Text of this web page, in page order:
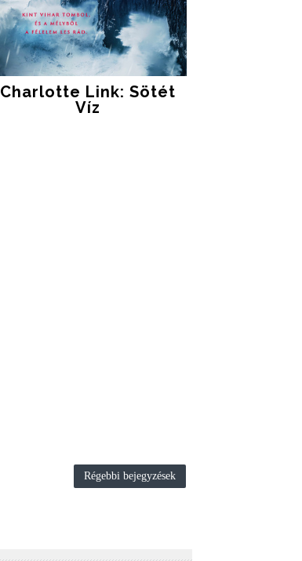
Charlotte Link: Sötét
Víz
Régebbi bejegyzések